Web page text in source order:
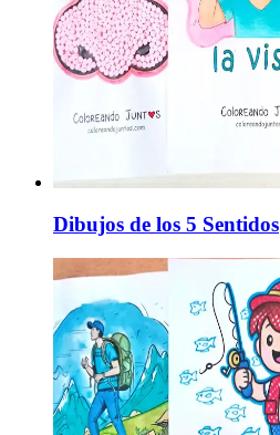
Dibujos de los 5 Sentidos